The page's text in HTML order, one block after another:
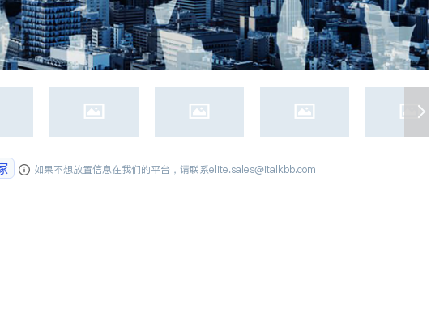
如果不想放置信息在我们的平台，请联系elite.sales@italkbb.com